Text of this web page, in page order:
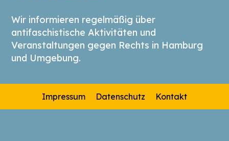
Wir informieren regelmäßig über
antifaschistische Aktivitäten und
Veranstaltungen gegen Rechts in Hamburg
und Umgebung.
Impressum Datenschutz Kontakt